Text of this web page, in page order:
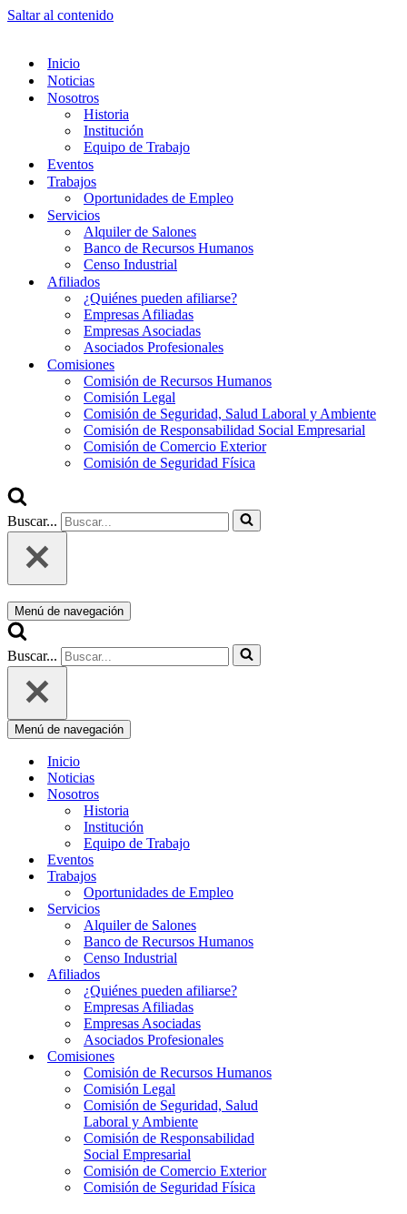
Saltar al contenido
Inicio
Noticias
Nosotros
Historia
Institución
Equipo de Trabajo
Eventos
Trabajos
Oportunidades de Empleo
Servicios
Alquiler de Salones
Banco de Recursos Humanos
Censo Industrial
Afiliados
¿Quiénes pueden afiliarse?
Empresas Afiliadas
Empresas Asociadas
Asociados Profesionales
Comisiones
Comisión de Recursos Humanos
Comisión Legal
Comisión de Seguridad, Salud Laboral y Ambiente
Comisión de Responsabilidad Social Empresarial
Comisión de Comercio Exterior
Comisión de Seguridad Física
Buscar...
Menú de navegación
Buscar...
Menú de navegación
Inicio
Noticias
Nosotros
Historia
Institución
Equipo de Trabajo
Eventos
Trabajos
Oportunidades de Empleo
Servicios
Alquiler de Salones
Banco de Recursos Humanos
Censo Industrial
Afiliados
¿Quiénes pueden afiliarse?
Empresas Afiliadas
Empresas Asociadas
Asociados Profesionales
Comisiones
Comisión de Recursos Humanos
Comisión Legal
Comisión de Seguridad, Salud
Laboral y Ambiente
Comisión de Responsabilidad
Social Empresarial
Comisión de Comercio Exterior
Comisión de Seguridad Física